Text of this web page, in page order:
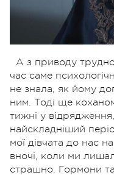
А з приводу
час саме
не знала, як йому
ним. Тоді ще
тижні у
найскладніший
мої дівчата до нас
вночі, коли ми
страшно. Гормони